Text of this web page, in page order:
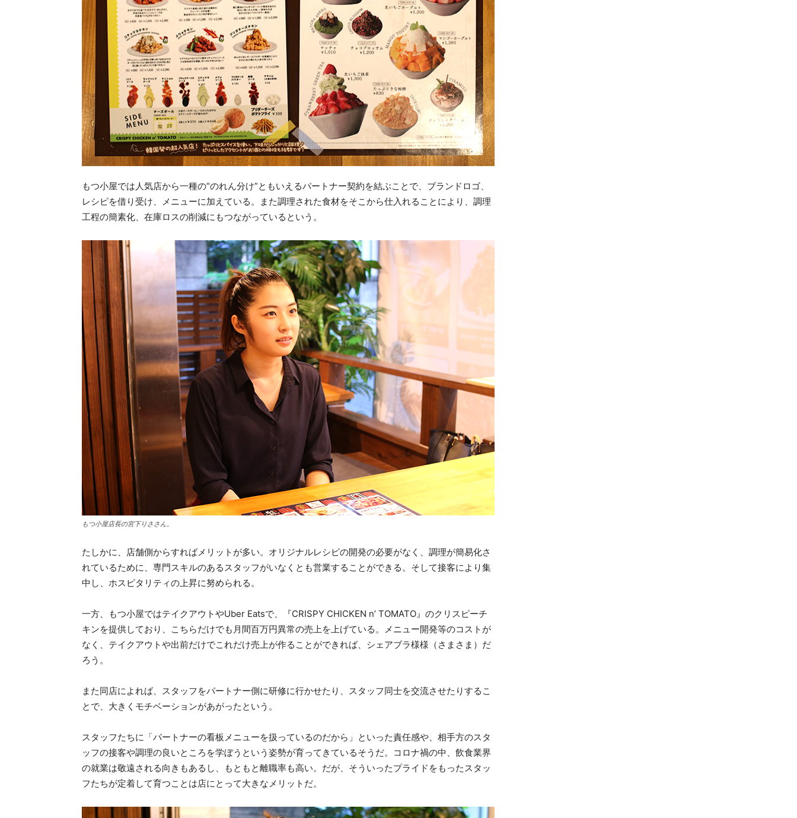
もつ小屋では人気店から一種の“のれん分け”ともいえるパートナー契約を結ぶことで、ブランドロゴ、
レシピを借り受け、メニューに加えている。また調理された食材をそこから仕入れることにより、調理
工程の簡素化、在庫ロスの削減にもつながっているという。
もつ小屋店長の宮下りささん。
たしかに、店舗側からすればメリットが多い。オリジナルレシピの開発の必要がなく、調理が簡易化さ
れているために、専門スキルのあるスタッフがいなくとも営業することができる。そして接客により集
中し、ホスピタリティの上昇に努められる。
一方、もつ小屋ではテイクアウトやUber Eatsで、『CRISPY CHICKEN n’ TOMATO』のクリスピーチ
キンを提供しており、こちらだけでも月間百万円異常の売上を上げている。メニュー開発等のコストが
なく、テイクアウトや出前だけでこれだけ売上が作ることができれば、シェアブラ様様（さまさま）だ
ろう。
また同店によれば、スタッフをパートナー側に研修に行かせたり、スタッフ同士を交流させたりするこ
とで、大きくモチベーションがあがったという。
スタッフたちに「パートナーの看板メニューを扱っているのだから」といった責任感や、相手方のスタ
ッフの接客や調理の良いところを学ぼうという姿勢が育ってきているそうだ。コロナ禍の中、飲食業界
の就業は敬遠される向きもあるし、もともと離職率も高い。だが、そういったプライドをもったスタッ
フたちが定着して育つことは店にとって大きなメリットだ。